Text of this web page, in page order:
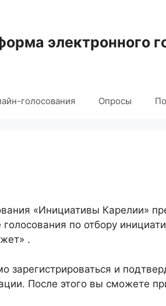
электронного
голосования Опросы
«Инициативы Карелии»
по отбору
.
зарегистрироваться и
После этого вы сможете